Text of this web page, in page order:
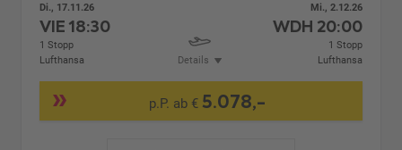
Di., 17.11.26
VIE18:30
1 Stopp
Lufthansa
Details
Mi., 2.12.26
WDH 20:00
1 Stopp
Lufthansa
p.P. ab € 5.078,-